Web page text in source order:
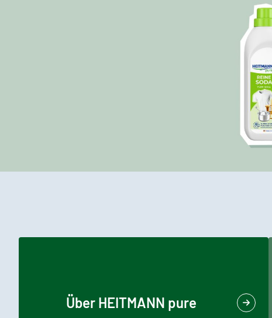
Über HEITMANN pure